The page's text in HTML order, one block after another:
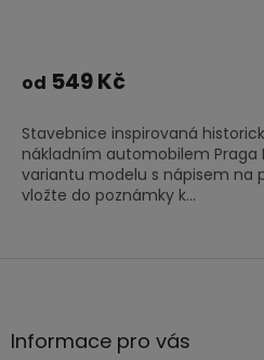
od 549 Kč
Stavebnice inspirovaná
nákladním automobilem Praga
variantu modelu s nápisem na
vložte do poznámky k...
aInformace pro vás